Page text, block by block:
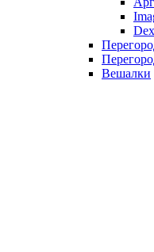
Dex
Вешалки